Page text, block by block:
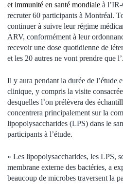
et immunité en santé mondiale à
recruter 60 participants à Montréal.
continuer à suivre leur régime
ARV, conformément à leur
recevoir une dose quotidienne de
et les 20 autres ne vont prendre que
Il y aura pendant la durée de l’étude
clinique, y compris la visite
desquelles l’on prélèvera des
concentrera principalement sur la
lipopolysaccharides (LPS) dans le
participants à l’étude.
« Les lipopolysaccharides, les LPS,
membrane externe des bactéries, a
beaucoup de microbes traversent la